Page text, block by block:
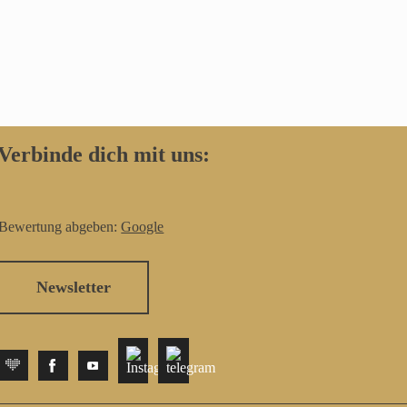
dich mit uns:
abgeben:Google
Newsletter